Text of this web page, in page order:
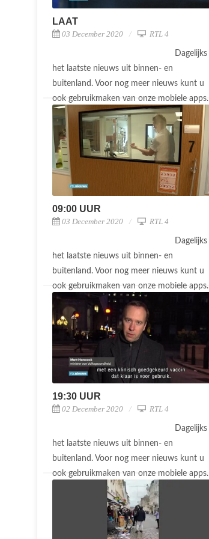
LAAT
03 December 2020 RTL 4
Dagelijks
het laatste nieuws uit binnen- en
buitenland. Voor nog meer nieuws kunt u
ook gebruikmaken van onze mobiele apps.
09:00 UUR
03 December 2020 RTL 4
Dagelijks
het laatste nieuws uit binnen- en
buitenland. Voor nog meer nieuws kunt u
ook gebruikmaken van onze mobiele apps.
19:30 UUR
02 December 2020 RTL 4
Dagelijks
het laatste nieuws uit binnen- en
buitenland. Voor nog meer nieuws kunt u
ook gebruikmaken van onze mobiele apps.